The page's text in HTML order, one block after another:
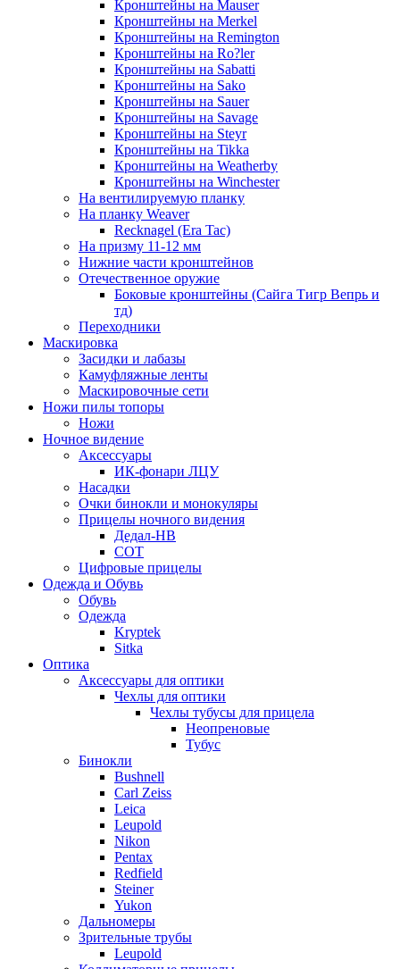
Кронштейны на Mauser
Кронштейны на Merkel
Кронштейны на Remington
Кронштейны на Ro?ler
Кронштейны на Sabatti
Кронштейны на Sako
Кронштейны на Sauer
Кронштейны на Savage
Кронштейны на Steyr
Кронштейны на Tikka
Кронштейны на Weatherby
Кронштейны на Winchester
На вентилируемую планку
На планку Weaver
Recknagel (Era Tac)
На призму 11-12 мм
Нижние части кронштейнов
Отечественное оружие
Боковые кронштейны (Сайга Тигр Вепрь и
тд)
Переходники
Маскировка
Засидки и лабазы
Камуфляжные ленты
Маскировочные сети
Ножи пилы топоры
Ножи
Ночное видение
Аксессуары
ИК-фонари ЛЦУ
Насадки
Очки бинокли и монокуляры
Прицелы ночного видения
Дедал-НВ
СОТ
Цифровые прицелы
Одежда и Обувь
Обувь
Одежда
Kryptek
Sitka
Оптика
Аксессуары для оптики
Чехлы для оптики
Чехлы тубусы для прицела
Неопреновые
Тубус
Бинокли
Bushnell
Carl Zeiss
Leica
Leupold
Nikon
Pentax
Redfield
Steiner
Yukon
Дальномеры
Зрительные трубы
Leupold